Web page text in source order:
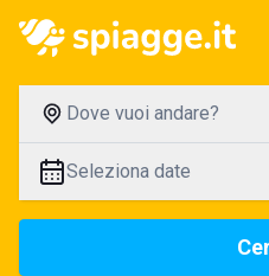
Dove vuoi andare?
Seleziona date